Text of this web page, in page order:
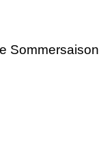
Sommersaison